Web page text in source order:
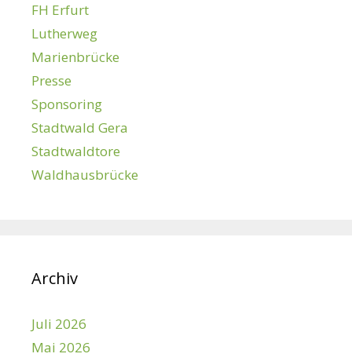
FH Erfurt
Lutherweg
Marienbrücke
Presse
Sponsoring
Stadtwald Gera
Stadtwaldtore
Waldhausbrücke
Archiv
Juli 2026
Mai 2026